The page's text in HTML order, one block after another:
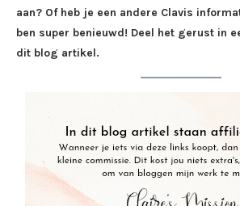
aan? Of heb je een andere Clavis
ben super benieuwd! Deel het gerust in
dit blog artikel.